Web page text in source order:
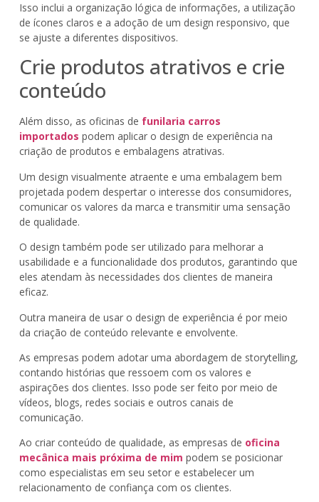
Isso inclui a organização lógica de informações, a utilização
de ícones claros e a adoção de um design responsivo, que
se ajuste a diferentes dispositivos.
Crie produtos atrativos e crie
conteúdo
Além disso, as oficinas de funilaria carros
importados podem aplicar o design de experiência na
criação de produtos e embalagens atrativas.
Um design visualmente atraente e uma embalagem bem
projetada podem despertar o interesse dos consumidores,
comunicar os valores da marca e transmitir uma sensação
de qualidade.
O design também pode ser utilizado para melhorar a
usabilidade e a funcionalidade dos produtos, garantindo que
eles atendam às necessidades dos clientes de maneira
eficaz.
Outra maneira de usar o design de experiência é por meio
da criação de conteúdo relevante e envolvente.
As empresas podem adotar uma abordagem de storytelling,
contando histórias que ressoem com os valores e
aspirações dos clientes. Isso pode ser feito por meio de
vídeos, blogs, redes sociais e outros canais de
comunicação.
Ao criar conteúdo de qualidade, as empresas de oficina
mecânica mais próxima de mim podem se posicionar
como especialistas em seu setor e estabelecer um
relacionamento de confiança com os clientes.